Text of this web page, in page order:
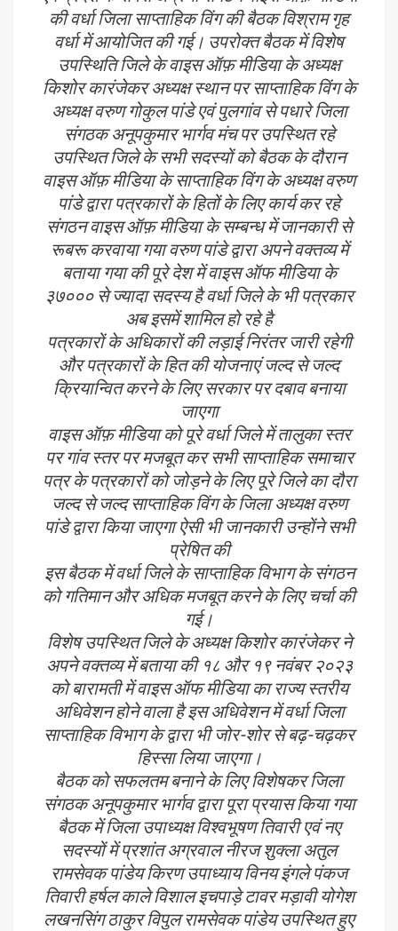
की वर्धा जिला साप्ताहिक विंग की बैठक विश्राम गृह
वर्धा में आयोजित की गई। उपरोक्त बैठक में विशेष
उपस्थिति जिले के वाइस ऑफ़ मीडिया के अध्यक्ष
किशोर कारंजेकर अध्यक्ष स्थान पर साप्ताहिक विंग के
अध्यक्ष वरुण गोकुल पांडे एवं पुलगांव से पधारे जिला
संगठक अनूपकुमार भार्गव मंच पर उपस्थित रहे
उपस्थित जिले के सभी सदस्यों को बैठक के दौरान
वाइस ऑफ़ मीडिया के साप्ताहिक विंग के अध्यक्ष वरुण
पांडे द्वारा पत्रकारों के हितों के लिए कार्य कर रहे
संगठन वाइस ऑफ़ मीडिया के सम्बन्ध में जानकारी से
रूबरू करवाया गया वरुण पांडे द्वारा अपने वक्तव्य में
बताया गया की पूरे देश में वाइस ऑफ मीडिया के
३७००० से ज्यादा सदस्य है वर्धा जिले के भी पत्रकार
अब इसमें शामिल हो रहे है
पत्रकारों के अधिकारों की लड़ाई निरंतर जारी रहेगी
और पत्रकारों के हित की योजनाएं जल्द से जल्द
क्रियान्वित करने के लिए सरकार पर दबाव बनाया
जाएगा
वाइस ऑफ़ मीडिया को पूरे वर्धा जिले में तालुका स्तर
पर गांव स्तर पर मजबूत कर सभी साप्ताहिक समाचार
पत्र के पत्रकारों को जोड़ने के लिए पूरे जिले का दौरा
जल्द से जल्द साप्ताहिक विंग के जिला अध्यक्ष वरुण
पांडे द्वारा किया जाएगा ऐसी भी जानकारी उन्होंने सभी
प्रेषित की
इस बैठक में वर्धा जिले के साप्ताहिक विभाग के संगठन
को गतिमान और अधिक मजबूत करने के लिए चर्चा की
गई।
विशेष उपस्थित जिले के अध्यक्ष किशोर कारंजेकर ने
अपने वक्तव्य में बताया की १८ और १९ नवंबर २०२३
को बारामती में वाइस ऑफ मीडिया का राज्य स्तरीय
अधिवेशन होने वाला है इस अधिवेशन में वर्धा जिला
साप्ताहिक विभाग के द्वारा भी जोर-शोर से बढ़-चढ़कर
हिस्सा लिया जाएगा।
बैठक को सफलतम बनाने के लिए विशेषकर जिला
संगठक अनूपकुमार भार्गव द्वारा पूरा प्रयास किया गया
बैठक में जिला उपाध्यक्ष विश्वभूषण तिवारी एवं नए
सदस्यों में प्रशांत अग्रवाल नीरज शुक्ला अतुल
रामसेवक पांडेय किरण उपाध्याय विनय इंगले पंकज
तिवारी हर्षल काले विशाल इचपाड़े टावर मड़ावी योगेश
लखनसिंग ठाकुर विपुल रामसेवक पांडेय उपस्थित हुए